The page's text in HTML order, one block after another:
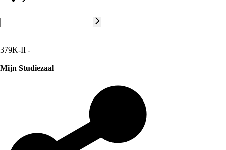
379K-II -
Mijn Studiezaal